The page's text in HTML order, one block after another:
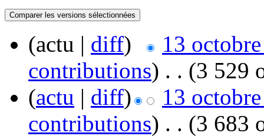
(actu | diff)
13
contributions) . . (3 529
(actu | diff)
13
contributions) . . (3 683